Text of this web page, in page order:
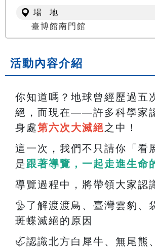
場 地
臺博館南門館
活動內容介紹
你知道嗎？地球曾經歷過五
絕，而現在——許多科學家
身處第六次大滅絕之中！
這一次，我們不只請你「看
是跟著導覽，一起走進生命
導覽過程中，將帶領大家認
🦤了解渡渡鳥、臺灣雲豹、
斑蝶滅絕的原因
🦏認識北方白犀牛、無尾熊